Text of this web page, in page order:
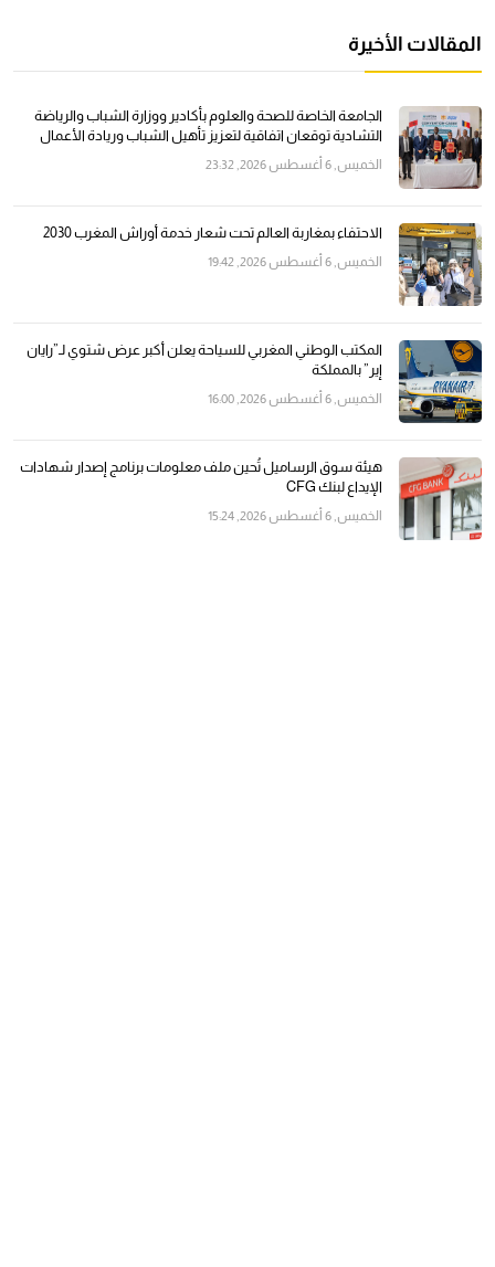
المقالات الأخيرة
الجامعة الخاصة للصحة والعلوم بأكادير ووزارة الشباب والرياضة
التشادية توقعان اتفاقية لتعزيز تأهيل الشباب وريادة الأعمال
الخميس, 6 أغسطس 2026, 23:32
الاحتفاء بمغاربة العالم تحت شعار خدمة أوراش المغرب 2030
الخميس, 6 أغسطس 2026, 19:42
المكتب الوطني المغربي للسياحة يعلن أكبر عرض شتوي لـ”رايان
إير” بالمملكة
الخميس, 6 أغسطس 2026, 16:00
هيئة سوق الرساميل تُحين ملف معلومات برنامج إصدار شهادات
الإيداع لبنك CFG
الخميس, 6 أغسطس 2026, 15:24